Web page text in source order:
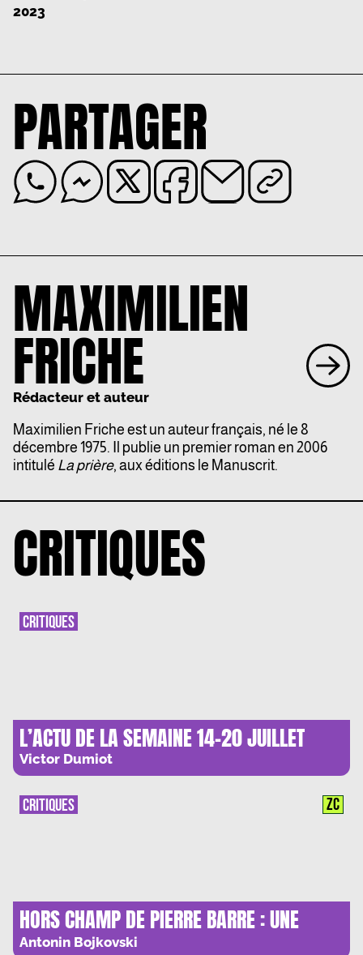
2023
PARTAGER
MAXIMILIEN
FRICHE
Rédacteur et auteur
Maximilien Friche est un auteur français, né le 8
décembre 1975. Il publie un premier roman en 2006
intitulé La prière, aux éditions le Manuscrit.
CRITIQUES
L’ACTU DE LA SEMAINE 14-20 JUILLET
Victor Dumiot
CRITIQUES
HORS CHAMP DE PIERRE BARRE : UNE
PLONGEE DANS LES MARGES
Antonin Bojkovski
CRITIQUES ZC